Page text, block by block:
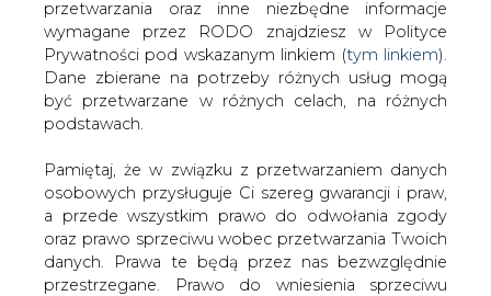
przetwarzania oraz inne niezbędne informacje
wymagane przez RODO znajdziesz w Polityce
Prywatności pod wskazanym linkiem (tym linkiem).
Dane zbierane na potrzeby różnych usług mogą
być przetwarzane w różnych celach, na różnych
podstawach.
Pamiętaj, że w związku z przetwarzaniem danych
osobowych przysługuje Ci szereg gwarancji i praw,
a przede wszystkim prawo do odwołania zgody
oraz prawo sprzeciwu wobec przetwarzania Twoich
danych. Prawa te będą przez nas bezwzględnie
przestrzegane. Prawo do wniesienia sprzeciwu
udostępnij
Enea przenosi działalność w